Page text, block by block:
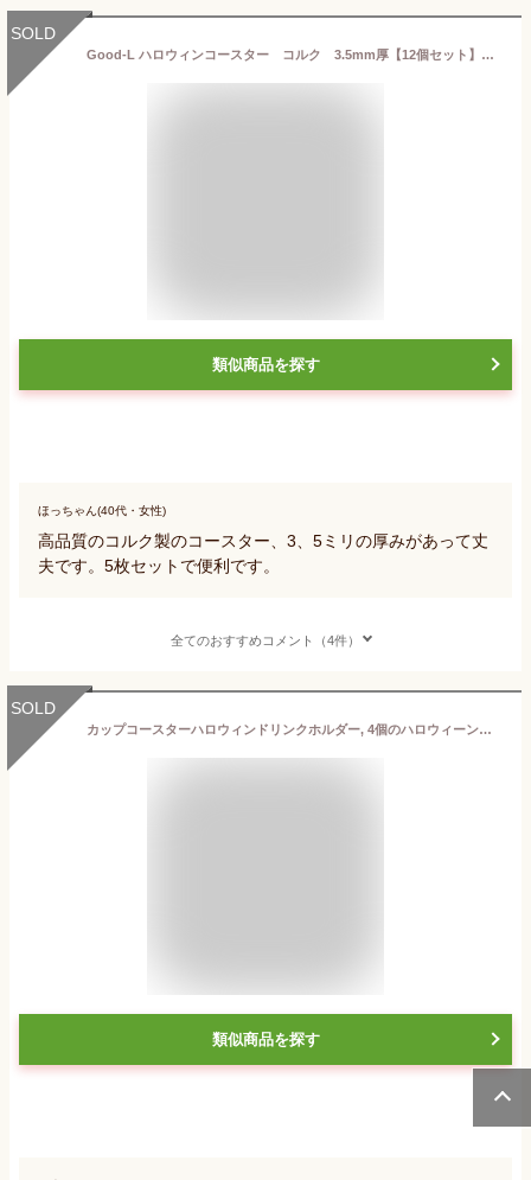
SOLD
Good-L ハロウィンコースター コルク 3.5mm厚【12個セット】 コルク コースター エコ 天然素材 高品質 パーティ イベント プレゼント
類似商品を探す
ほっちゃん(40代・女性)
高品質のコルク製のコースター、3、5ミリの厚みがあって丈
夫です。5枚セットで便利です。
全てのおすすめコメント（4件）
SOLD
カップコースターハロウィンドリンクホルダー, 4個のハロウィーンのテーマシェイプカップコースターセット, 吸収性ハロウィーンの卓上装飾車の付属品の装飾カップホルダードリンクマット Liqiu
類似商品を探す